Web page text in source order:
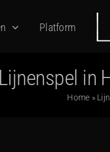
Platform
Lijnenspel in
Home »